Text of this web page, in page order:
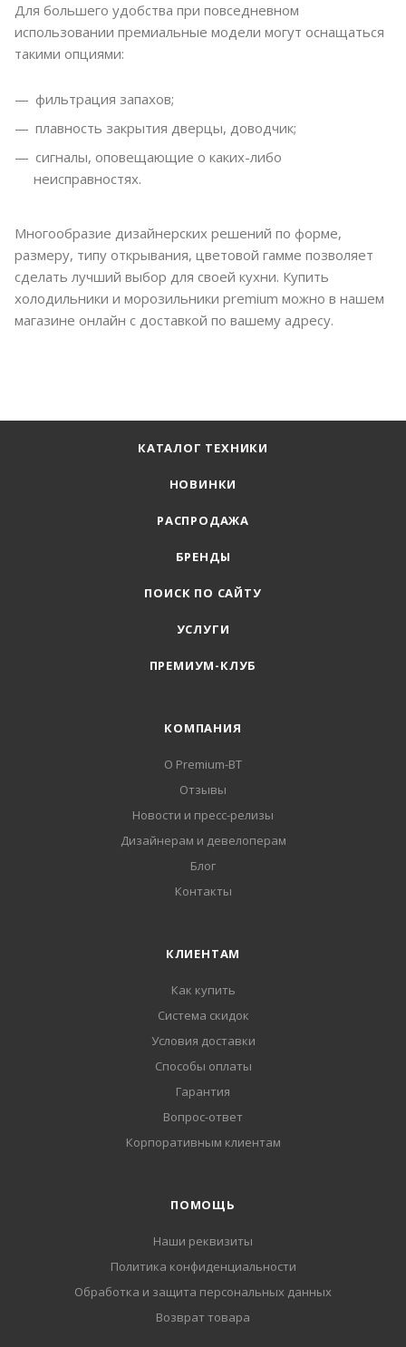
Для большего удобства при повседневном
использовании премиальные модели могут оснащаться
такими опциями:
фильтрация запахов;
плавность закрытия дверцы, доводчик;
сигналы, оповещающие о каких-либо
неисправностях.
Многообразие дизайнерских решений по форме,
размеру, типу открывания, цветовой гамме позволяет
сделать лучший выбор для своей кухни. Купить
холодильники и морозильники premium можно в нашем
магазине онлайн с доставкой по вашему адресу.
КАТАЛОГ ТЕХНИКИ
НОВИНКИ
РАСПРОДАЖА
БРЕНДЫ
ПОИСК ПО САЙТУ
УСЛУГИ
ПРЕМИУМ-КЛУБ
КОМПАНИЯ
О Premium-BT
Отзывы
Новости и пресс-релизы
Дизайнерам и девелоперам
Блог
Контакты
КЛИЕНТАМ
Как купить
Система скидок
Условия доставки
Способы оплаты
Гарантия
Вопрос-ответ
Корпоративным клиентам
ПОМОЩЬ
Наши реквизиты
Политика конфиденциальности
Обработка и защита персональных данных
Возврат товара